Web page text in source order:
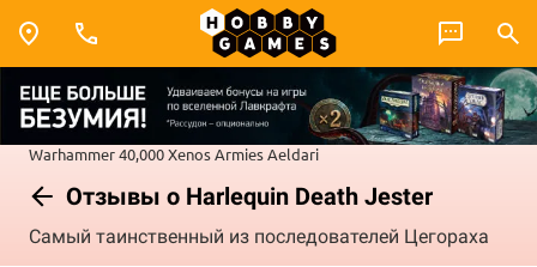
Warhammer 40,000Xenos ArmiesAeldari
Отзывы о Harlequin Death Jester
Самый таинственный из последователей Цегораха